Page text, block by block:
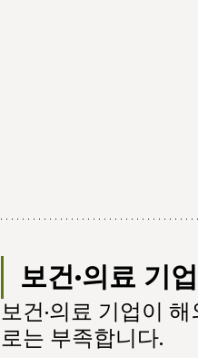
보건·의료 기
보건·의료 기업이
로는 부족합니다.